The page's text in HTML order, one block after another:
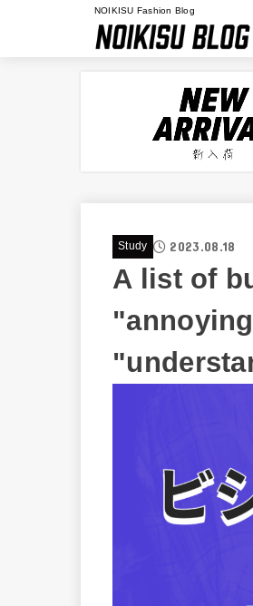
NOIKISU Fashion Blog
Study 2023.08.18
A list of